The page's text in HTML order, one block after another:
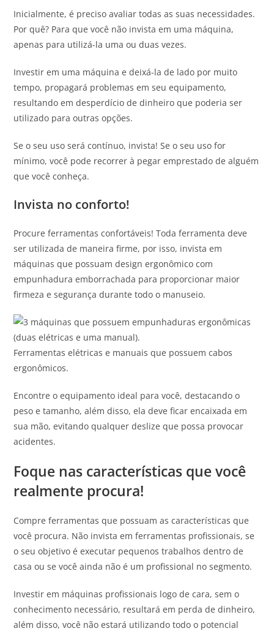
Inicialmente, é preciso avaliar todas as suas necessidades.
Por quê? Para que você não invista em uma máquina,
apenas para utilizá-la uma ou duas vezes.
Investir em uma máquina e deixá-la de lado por muito
tempo, propagará problemas em seu equipamento,
resultando em desperdício de dinheiro que poderia ser
utilizado para outras opções.
Se o seu uso será contínuo, invista! Se o seu uso for
mínimo, você pode recorrer à pegar emprestado de alguém
que você conheça.
Invista no conforto!
Procure ferramentas confortáveis! Toda ferramenta deve
ser utilizada de maneira firme, por isso, invista em
máquinas que possuam design ergonômico com
empunhadura emborrachada para proporcionar maior
firmeza e segurança durante todo o manuseio.
Ferramentas elétricas e manuais que possuem cabos
ergonômicos.
Encontre o equipamento ideal para você, destacando o
peso e tamanho, além disso, ela deve ficar encaixada em
sua mão, evitando qualquer deslize que possa provocar
acidentes.
Foque nas características que você
realmente procura!
Compre ferramentas que possuam as características que
você procura. Não invista em ferramentas profissionais, se
o seu objetivo é executar pequenos trabalhos dentro de
casa ou se você ainda não é um profissional no segmento.
Investir em máquinas profissionais logo de cara, sem o
conhecimento necessário, resultará em perda de dinheiro,
além disso, você não estará utilizando todo o potencial